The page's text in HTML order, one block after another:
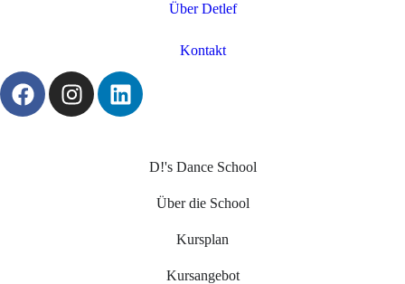
Über Detlef
Kontakt
D!'s Dance School
Über die School
Kursplan
Kursangebot